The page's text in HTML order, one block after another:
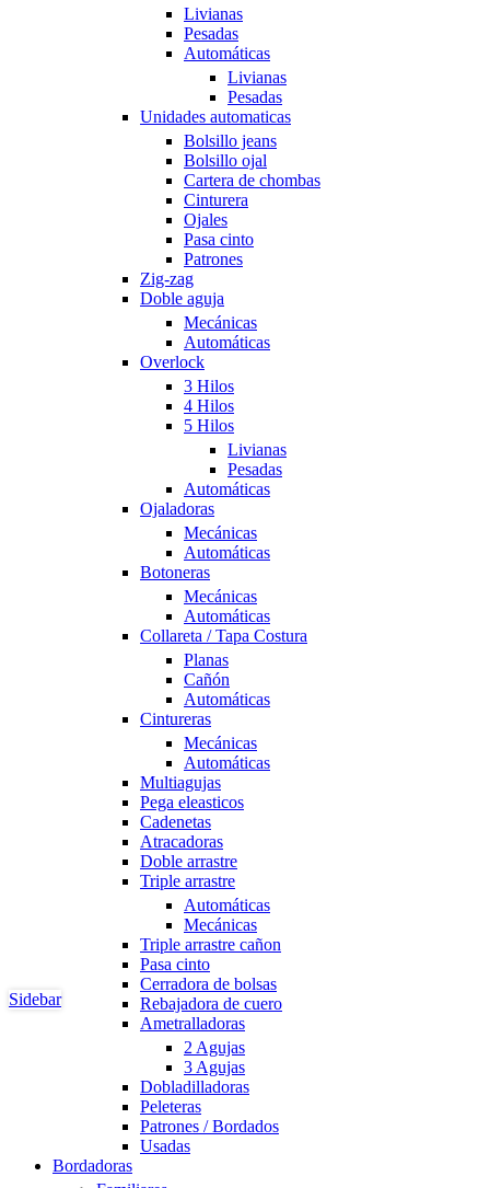
Livianas
Pesadas
Automáticas
Livianas
Pesadas
Unidades automaticas
Bolsillo jeans
Bolsillo ojal
Cartera de chombas
Cinturera
Ojales
Pasa cinto
Patrones
Zig-zag
Doble aguja
Mecánicas
Automáticas
Overlock
3 Hilos
4 Hilos
5 Hilos
Livianas
Pesadas
Automáticas
Ojaladoras
Mecánicas
Automáticas
Botoneras
Mecánicas
Automáticas
Collareta / Tapa Costura
Planas
Cañón
Automáticas
Cintureras
Mecánicas
Automáticas
Multiagujas
Pega eleasticos
Cadenetas
Atracadoras
Doble arrastre
Triple arrastre
Automáticas
Mecánicas
Triple arrastre cañon
Pasa cinto
Cerradora de bolsas
Rebajadora de cuero
Ametralladoras
2 Agujas
3 Agujas
Dobladilladoras
Peleteras
Patrones / Bordados
Usadas
Bordadoras
Sidebar